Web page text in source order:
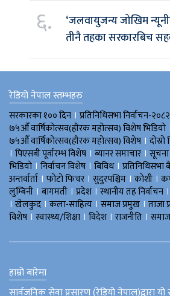
६.
‘जलवायुजन्य जोखिम
तीनै तहका सरकारबिच
रेडियो नेपाल स्तम्भहरु
सरकारका १०० दिन । प्रतिनिधिसभा निर्वाचन-२०८२
७५औँ वार्षिकोत्सव(हीरक महोत्सव) विशेष भिडियाे
७५औँ वार्षिकोत्सव(हीरक महोत्सव) विशेष । दोस्रो
। पिएसबी पूर्वारम्भ विशेष । ब्यानर समाचार ।
भिडियाे । निर्वाचन विशेष । बिविध।
अन्तर्वार्ता । फोटो फिचर । सुदुरपश्चिम । काेशी ।
लुम्बिनी । बागमती । प्रदेश । स्थानीय तह निर्वाचन ।
। खेलकुद । कला-साहित्य । समाज प्रमुख । ताजा
विशेष । स्वास्थ्य/शिक्षा । विदेश । राजनीति । समाज
हाम्रो बारेमा
सार्वजनिक सेवा प्रसारण (रेडियो नेपाल)द्वारा